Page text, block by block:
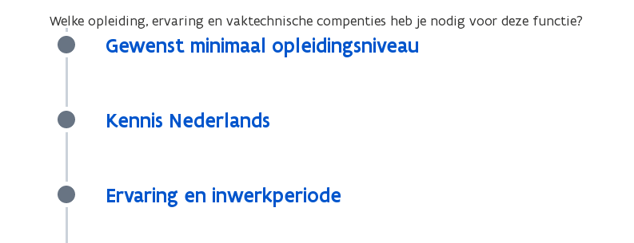
Welke opleiding, ervaring en vaktechnische compenties heb je nodig voor deze functie?
Gewenst minimaal opleidingsniveau
Kennis Nederlands
Ervaring en inwerkperiode